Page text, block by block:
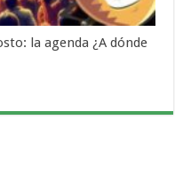
la agenda ¿A dónde